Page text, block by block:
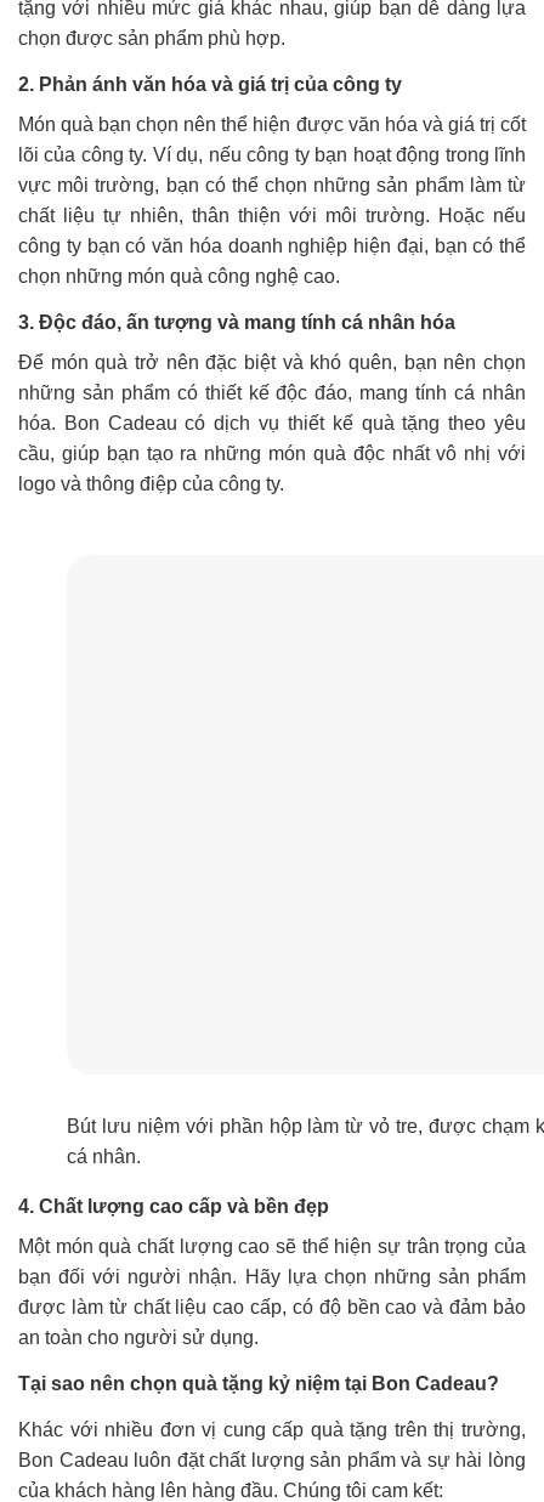
tặng với nhiều mức giá khác nhau, giúp bạn dễ dàng lựa
chọn được sản phẩm phù hợp.
2. Phản ánh văn hóa và giá trị của công ty
Món quà bạn chọn nên thể hiện được văn hóa và giá trị cốt
lõi của công ty. Ví dụ, nếu công ty bạn hoạt động trong lĩnh
vực môi trường, bạn có thể chọn những sản phẩm làm từ
chất liệu tự nhiên, thân thiện với môi trường. Hoặc nếu
công ty bạn có văn hóa doanh nghiệp hiện đại, bạn có thể
chọn những món quà công nghệ cao.
3. Độc đáo, ấn tượng và mang tính cá nhân hóa
Để món quà trở nên đặc biệt và khó quên, bạn nên chọn
những sản phẩm có thiết kế độc đáo, mang tính cá nhân
hóa. Bon Cadeau có dịch vụ thiết kế quà tặng theo yêu
cầu, giúp bạn tạo ra những món quà độc nhất vô nhị với
logo và thông điệp của công ty.
Bút lưu niệm với phần hộp làm từ vỏ tre, được chạm
cá nhân.
4. Chất lượng cao cấp và bền đẹp
Một món quà chất lượng cao sẽ thể hiện sự trân trọng của
bạn đối với người nhận. Hãy lựa chọn những sản phẩm
được làm từ chất liệu cao cấp, có độ bền cao và đảm bảo
an toàn cho người sử dụng.
Tại sao nên chọn quà tặng kỷ niệm tại Bon Cadeau?
Khác với nhiều đơn vị cung cấp quà tặng trên thị trường,
Bon Cadeau luôn đặt chất lượng sản phẩm và sự hài lòng
của khách hàng lên hàng đầu. Chúng tôi cam kết: